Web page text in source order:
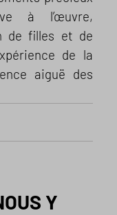
à l’œuvre,
de filles et de
de la
aiguë des
Y